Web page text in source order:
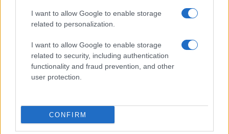
I want to allow Google to enable storage
related to personalization.
I want to allow Google to enable storage
related to security, including authentication
functionality and fraud prevention, and other
user protection.
CONFIRM
accoglienza minori chiude
Olbia, divieto di sosta contro spaccio e degrado: